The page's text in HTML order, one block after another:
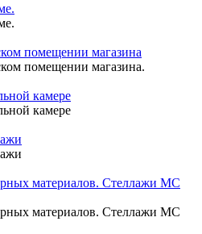
помещении магазина
помещении магазина.
камере
камере
материалов. Стеллажи МС
материалов. Стеллажи МС